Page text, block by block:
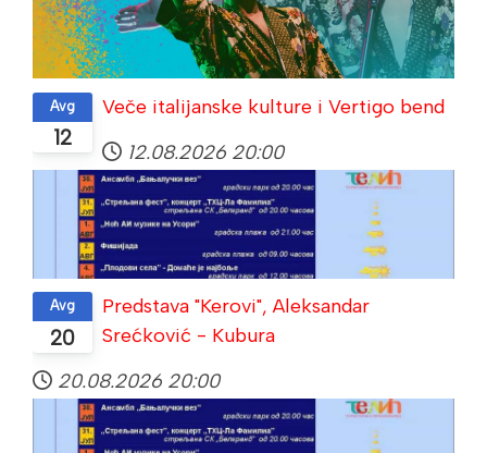
12
Avg
Veče italijanske kulture i Vertigo bend
12.08.2026 20:00
20
Avg
Predstava "Kerovi", Aleksandar
Srećković - Kubura
20.08.2026 20:00